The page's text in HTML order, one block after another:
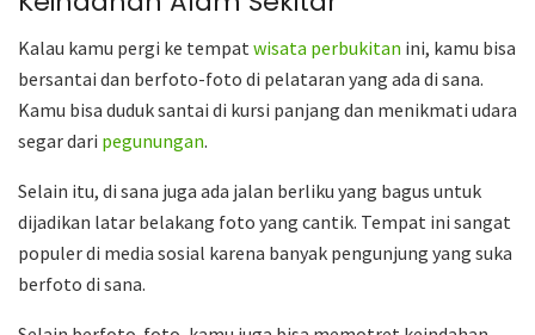
Kalau kamu pergi ke tempatwisata perbukitan ini, kamu bisa
bersantai dan berfoto-foto di pelataran yang ada di sana.
Kamu bisa duduk santai di kursi panjang dan menikmati udara
segar dari pegunungan.
Selain itu, di sana juga ada jalan berliku yang bagus untuk
dijadikan latar belakang foto yang cantik. Tempat ini sangat
populer di media sosial karena banyak pengunjung yang suka
berfoto di sana.